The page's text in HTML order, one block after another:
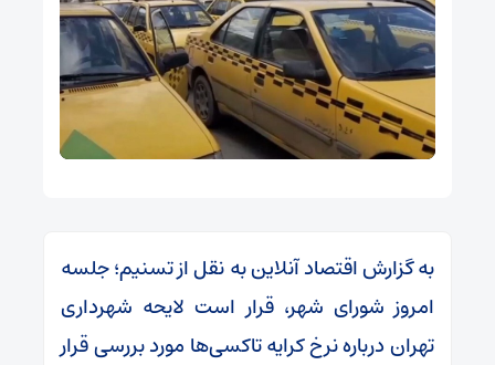
به گزارش اقتصاد آنلاین به نقل از تسنیم؛ جلسه
امروز شورای شهر، قرار است لایحه شهرداری
تهران درباره نرخ کرایه تاکسی‌ها مورد بررسی قرار